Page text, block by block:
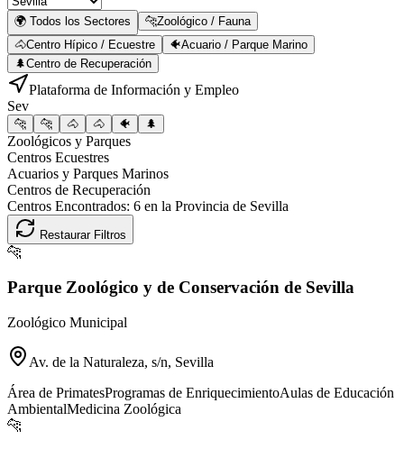
🌍 Todos los Sectores 🐆Zoológico / Fauna
🐴Centro Hípico / Ecuestre 🐠Acuario / Parque Marino
🌲Centro de Recuperación
Plataforma de Información y Empleo
Sev
🐆 🐆 🐴 🐴 🐠 🌲
Zoológicos y Parques
Centros Ecuestres
Acuarios y Parques Marinos
Centros de Recuperación
Centros Encontrados: 6 en la Provincia de Sevilla
Restaurar Filtros
🐆
Parque Zoológico y de Conservación de Sevilla
Zoológico Municipal
Av. de la Naturaleza, s/n, Sevilla
Área de PrimatesProgramas de EnriquecimientoAulas de Educación
AmbientalMedicina Zoológica
🐆